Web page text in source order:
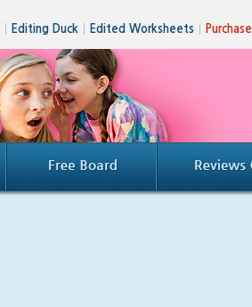
Editing Duck Edited Worksheets Purchase